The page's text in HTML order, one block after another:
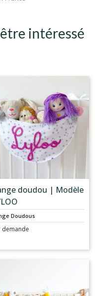
intéressé
doudou | Modèle
Doudous
demande